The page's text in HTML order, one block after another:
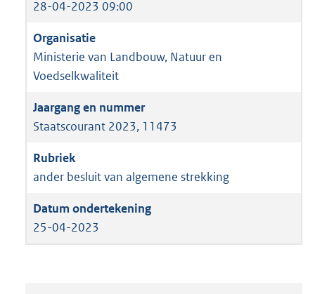
28-04-2023 09:00
Ministerie van Landbouw, Natuur en
Voedselkwaliteit
Staatscourant 2023, 11473
ander besluit van algemene strekking
25-04-2023